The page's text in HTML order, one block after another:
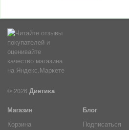
© 2026 Диетика
Магазин
Корзина
Блог
Подписаться